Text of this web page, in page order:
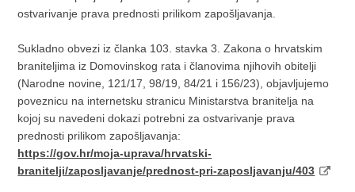
ostvarivanje prava prednosti prilikom zapošljavanja.
Sukladno obvezi iz članka 103. stavka 3. Zakona o hrvatskim
braniteljima iz Domovinskog rata i članovima njihovih obitelji
(Narodne novine, 121/17, 98/19, 84/21 i 156/23), objavljujemo
poveznicu na internetsku stranicu Ministarstva branitelja na
kojoj su navedeni dokazi potrebni za ostvarivanje prava
prednosti prilikom zapošljavanja:
https://gov.hr/moja-uprava/hrvatski-
branitelji/zaposljavanje/prednost-pri-zaposljavanju/403